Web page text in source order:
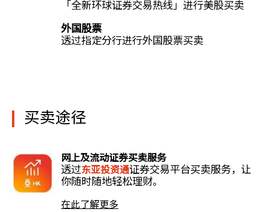
「全新环球证券交易热线」进行美股买卖
外国股票
透过指定分行进行外国股票买卖
买卖途径
网上及流动证券买卖服务
透过东亚投资通证券交易平台买卖服务，让
你随时随地轻松理财。
在此了解更多